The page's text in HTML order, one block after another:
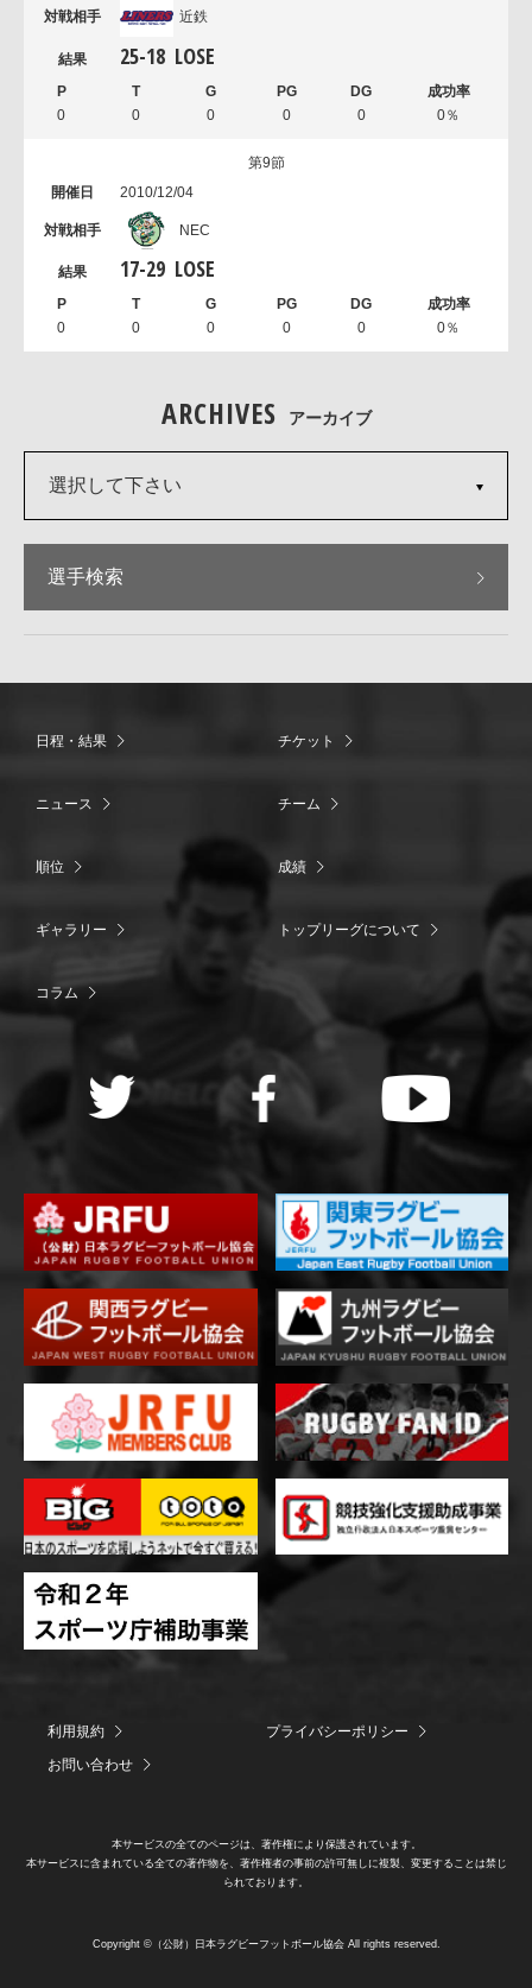
近鉄
25-18 LOSE
0 0 0 0 0 0％
第9節
2010/12/04
NEC
17-29 LOSE
0 0 0 0 0 0％
ARCHIVES アーカイブ
選択して下さい
選手検索
日程・結果 チケット
ニュース チーム
順位 成績
ギャラリー トップリーグについて
コラム
利用規約
プライバシーポリシー
お問い合わせ
本サービスの全てのページは、著作権により保護されています。
本サービスに含まれている全ての著作物を、著作権者の事前の許可無しに複製、変更することは禁じ
られております。
Copyright ©（公財）日本ラグビーフットボール協会 All rights reserved.